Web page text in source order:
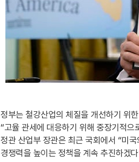
정부는 철강산업의 체질을 개선하기 위
“고율 관세에 대응하기 위해 중장기적으
정관 산업부 장관은 최근 국회에서 “미
경쟁력을 높이는 정책을 계속 추진하겠